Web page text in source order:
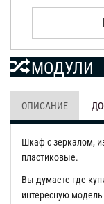
МОДУЛИ
ОПИСАНИЕ
Шкаф с зеркалом,
пластиковые.
Вы думаете где
интересную